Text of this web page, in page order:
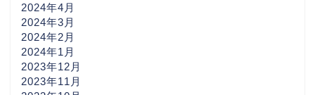
2024年4月
2024年3月
2024年2月
2024年1月
2023年12月
2023年11月